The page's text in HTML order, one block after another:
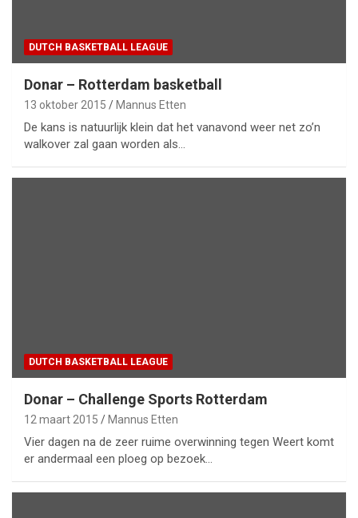
DUTCH BASKETBALL LEAGUE
Donar – Rotterdam basketball
13 oktober 2015 Mannus Etten
De kans is natuurlijk klein dat het vanavond weer net zo’n
walkover zal gaan worden als…
DUTCH BASKETBALL LEAGUE
Donar – Challenge Sports Rotterdam
12 maart 2015 Mannus Etten
Vier dagen na de zeer ruime overwinning tegen Weert komt
er andermaal een ploeg op bezoek…